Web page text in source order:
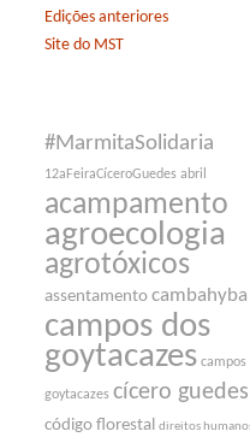
Edições anteriores
Site do MST
#MarmitaSolidaria
12aFeiraCíceroGuedes abril
acampamento
agroecologia
agrotóxicos
assentamento cambahyba
campos dos
goytacazes campos
goytacazes cícero guedes
código florestal direitos